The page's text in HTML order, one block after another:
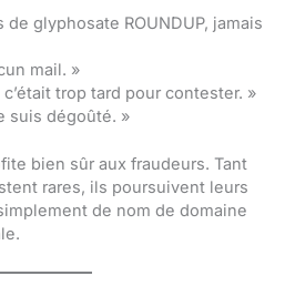
de glyphosate ROUNDUP, jamais
mail. »
trop tard pour contester. »
suis dégoûté. »
bien sûr aux fraudeurs. Tant
rares, ils poursuivent leurs
de nom de domaine